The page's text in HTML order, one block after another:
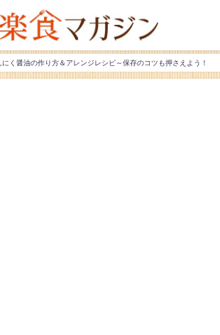
にく醤油の作り方＆アレンジレシピ～保存のコツも押さえよう！